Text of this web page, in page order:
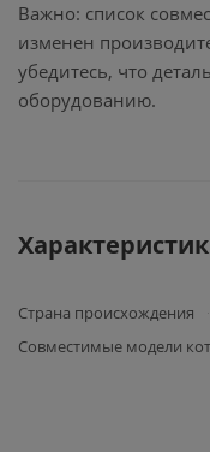
Важно: список
изменен
убедитесь, что
оборудованию.
Страна происхождения
Совместимые модели